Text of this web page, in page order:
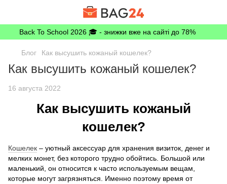
Back To School 2026 🎓 - знижки вже на сайті до 78%
Блог Как высушить кожаный кошелек?
Как высушить кожаный кошелек?
16 августа 2022
Как высушить кожаный
кошелек?
Кошелек – уютный аксессуар для хранения визиток, денег и
мелких монет, без которого трудно обойтись. Большой или
маленький, он относится к часто используемым вещам,
которые могут загрязняться. Именно поэтому время от